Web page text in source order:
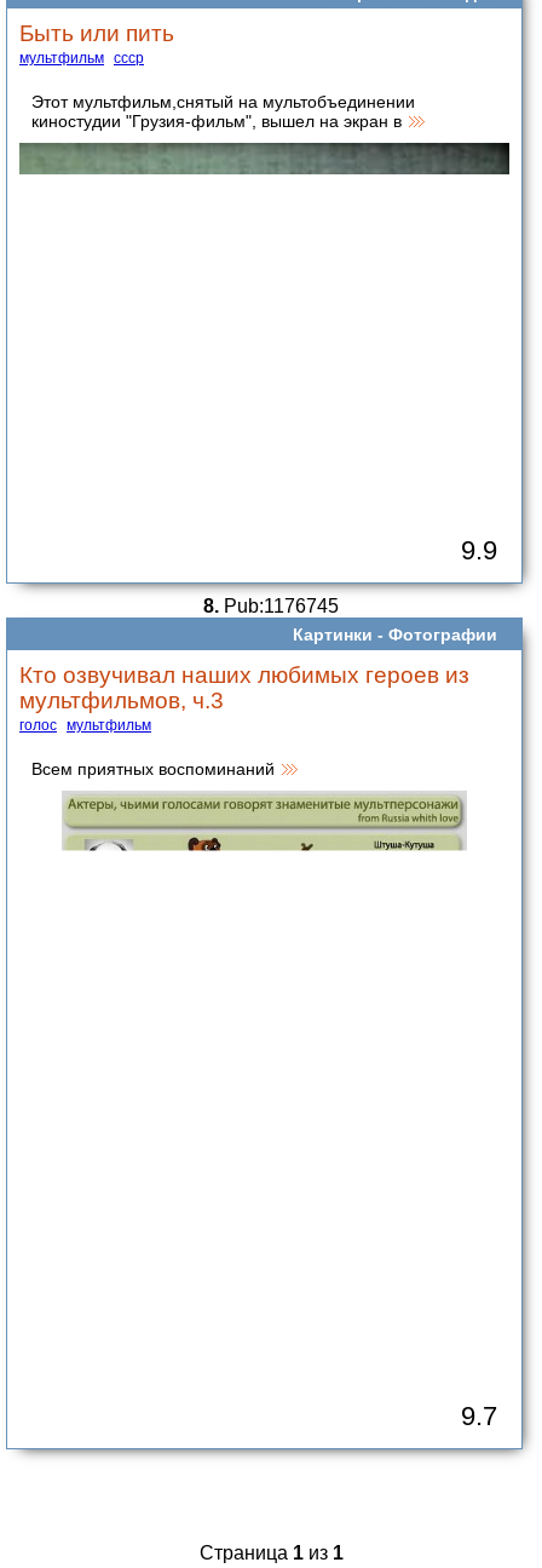
Быть или пить
мультфильм ссср
Этот мультфильм,снятый на мультобъединении
киностудии "Грузия-фильм", вышел на экран в
9.9
8. Pub:1176745
Картинки - Фотографии
Кто озвучивал наших любимых героев из
мультфильмов, ч.3
голос мультфильм
Всем приятных воспоминаний
9.7
Страница 1из 1